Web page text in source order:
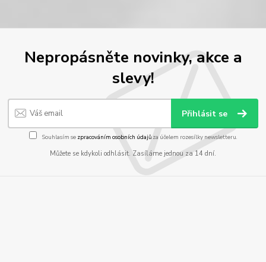
Nepropásněte novinky, akce a
slevy!
Přihlásit se
Souhlasím se zpracováním osobních údajůza účelem rozesílky newsletteru.
Můžete se kdykoli odhlásit. Zasíláme jednou za 14 dní.